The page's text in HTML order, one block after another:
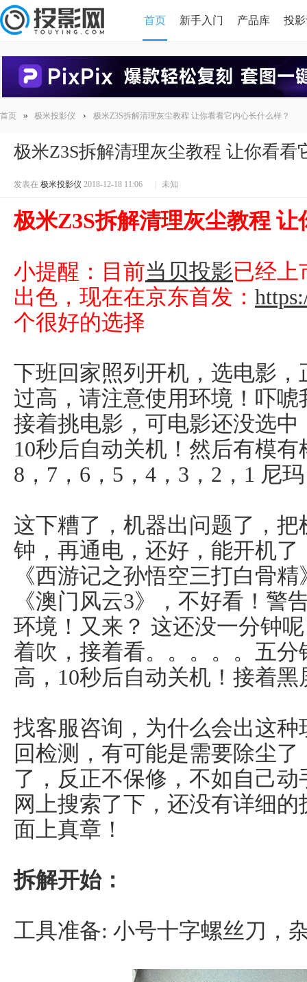
首页 新手入门 产品库 投
首页 » 极米投影仪 › 极米Z3S拆解清理灰尘教程 让你看看它内心长什么样？
极米Z3S拆解清理灰尘教程 让你看看
发表在 极米投影仪 2018-12-18 11:06 未知
极米Z3S拆解清理灰尘教程
小提醒：目前当贝投影已经上
出色，现在在京东首发：
个很好的选择
下班回家照列开机，选电影
过高，请注意使用环境！吓
接着挑电影，可电影还没选
10秒后自动关机！然后有模
8，7，6，5，4，3，2，1 尼
这下糟了，机器出问题了，
钟，再通电，还好，能开机
《西游记之孙悟空三打白骨
《澳门风云3》，不好看！警
环境！又来？ 这还没一分钟
着吹，接着看。。。。。五
高，10秒后自动关机！接着黑
找客服咨询，为什么会出这
回检测，有可能是需要除尘
了，反正不保修，不如自己
网上搜索了下，还没有详细
面上真章！
拆解开始：
工具准备: 小号十字螺丝刀，